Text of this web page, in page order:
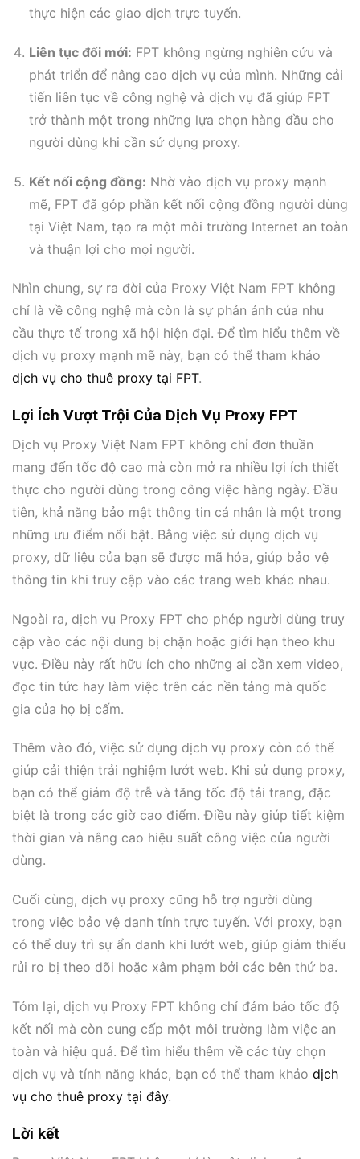
thực hiện các giao dịch trực tuyến.
Liên tục đổi mới: FPT không ngừng nghiên cứu và
phát triển để nâng cao dịch vụ của mình. Những cải
tiến liên tục về công nghệ và dịch vụ đã giúp FPT
trở thành một trong những lựa chọn hàng đầu cho
người dùng khi cần sử dụng proxy.
Kết nối cộng đồng: Nhờ vào dịch vụ proxy mạnh
mẽ, FPT đã góp phần kết nối cộng đồng người dùng
tại Việt Nam, tạo ra một môi trường Internet an toàn
và thuận lợi cho mọi người.
Nhìn chung, sự ra đời của Proxy Việt Nam FPT không
chỉ là về công nghệ mà còn là sự phản ánh của nhu
cầu thực tế trong xã hội hiện đại. Để tìm hiểu thêm về
dịch vụ proxy mạnh mẽ này, bạn có thể tham khảo
dịch vụ cho thuê proxy tại FPT.
Lợi Ích Vượt Trội Của Dịch Vụ Proxy FPT
Dịch vụ Proxy Việt Nam FPT không chỉ đơn thuần
mang đến tốc độ cao mà còn mở ra nhiều lợi ích thiết
thực cho người dùng trong công việc hàng ngày. Đầu
tiên, khả năng bảo mật thông tin cá nhân là một trong
những ưu điểm nổi bật. Bằng việc sử dụng dịch vụ
proxy, dữ liệu của bạn sẽ được mã hóa, giúp bảo vệ
thông tin khi truy cập vào các trang web khác nhau.
Ngoài ra, dịch vụ Proxy FPT cho phép người dùng truy
cập vào các nội dung bị chặn hoặc giới hạn theo khu
vực. Điều này rất hữu ích cho những ai cần xem video,
đọc tin tức hay làm việc trên các nền tảng mà quốc
gia của họ bị cấm.
Thêm vào đó, việc sử dụng dịch vụ proxy còn có thể
giúp cải thiện trải nghiệm lướt web. Khi sử dụng proxy,
bạn có thể giảm độ trễ và tăng tốc độ tải trang, đặc
biệt là trong các giờ cao điểm. Điều này giúp tiết kiệm
thời gian và nâng cao hiệu suất công việc của người
dùng.
Cuối cùng, dịch vụ proxy cũng hỗ trợ người dùng
trong việc bảo vệ danh tính trực tuyến. Với proxy, bạn
có thể duy trì sự ẩn danh khi lướt web, giúp giảm thiểu
rủi ro bị theo dõi hoặc xâm phạm bởi các bên thứ ba.
Tóm lại, dịch vụ Proxy FPT không chỉ đảm bảo tốc độ
kết nối mà còn cung cấp một môi trường làm việc an
toàn và hiệu quả. Để tìm hiểu thêm về các tùy chọn
dịch vụ và tính năng khác, bạn có thể tham khảo dịch
vụ cho thuê proxy tại đây.
Lời kết